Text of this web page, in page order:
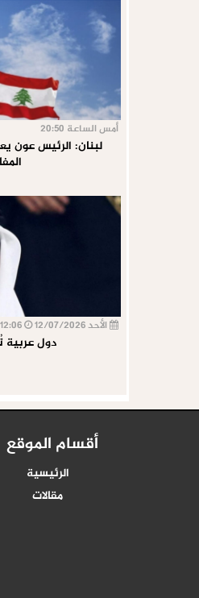
أمس الساعة 20:50
لبنان: الرئيس عون
الأحد 12/07/2026
دول عربية
أقسام الموقع
الرئيسية
مقالات